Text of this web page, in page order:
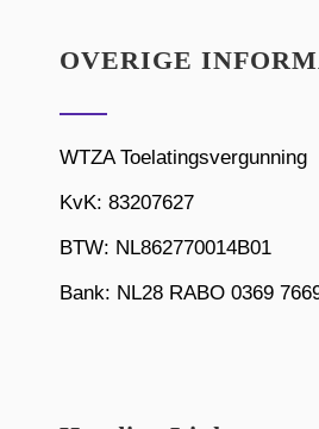
OVERIGE
WTZA Toelatingsvergunning
KvK: 83207627
BTW: NL862770014B01
Bank: NL28 RABO 0369